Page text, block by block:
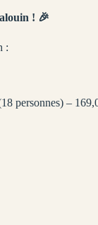
! 🎉
:
personnes) –